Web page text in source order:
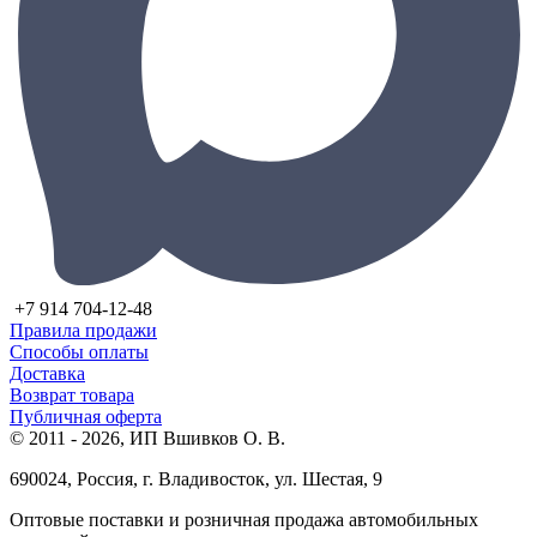
+7 914 704-12-48
Правила продажи
Способы оплаты
Доставка
Возврат товара
Публичная оферта
© 2011 - 2026, ИП Вшивков О. В.
690024, Россия, г. Владивосток, ул. Шестая, 9
Оптовые поставки и розничная продажа автомобильных